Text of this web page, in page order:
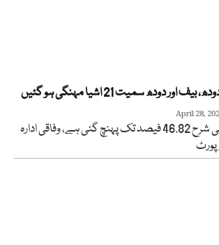
اور دودھ سمیت 21 اشیا مہنگی ہو گئیں
April 28,
مہنگائی کی مجموعی شرح 46.82 فیصد تک پہنچ گئی ہے، وفاقی ادارہ